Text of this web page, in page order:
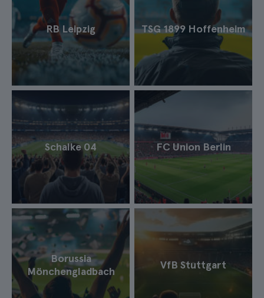
RB Leipzig TSG 1899 Hoffenheim
Schalke 04 FC Union Berlin
Borussia
Mönchengladbach
VfB Stuttgart